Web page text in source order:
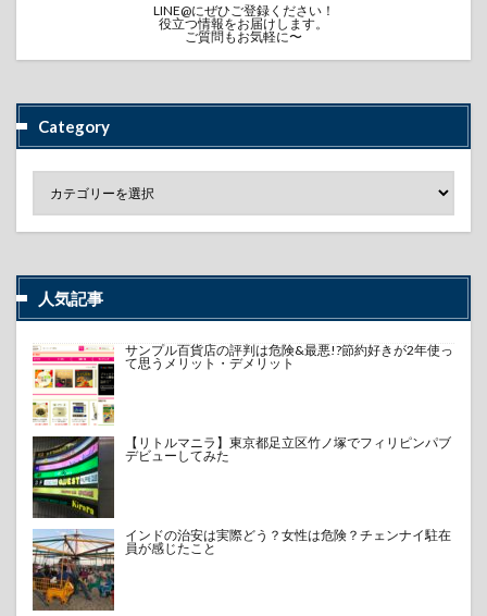
LINE@にぜひご登録ください！
役立つ情報をお届けします。
ご質問もお気軽に〜
Category
人気記事
サンプル百貨店の評判は危険&最悪!?節約好きが2年使っ
て思うメリット・デメリット
【リトルマニラ】東京都足立区竹ノ塚でフィリピンパブ
デビューしてみた
インドの治安は実際どう？女性は危険？チェンナイ駐在
員が感じたこと